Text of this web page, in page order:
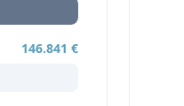
146.841 €